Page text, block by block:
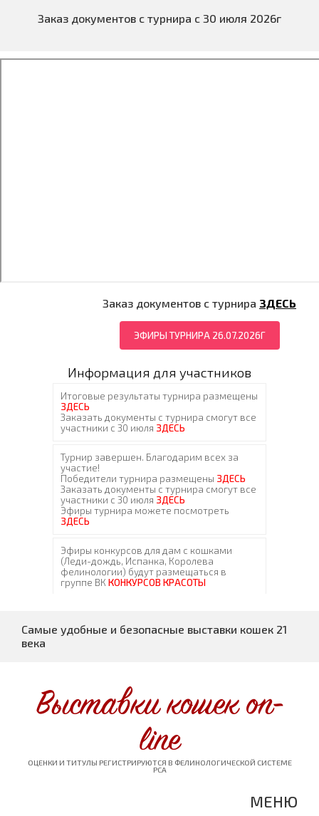
Заказ документов с турнира с 30 июля 2026г
Заказ документов с турнира ЗДЕСЬ
ЭФИРЫ ТУРНИРА 26.07.2026Г
Информация для участников
Самые удобные и безопасные выставки кошек 21
века
Выставки кошек on-
line
ОЦЕНКИ И ТИТУЛЫ РЕГИСТРИРУЮТСЯ В ФЕЛИНОЛОГИЧЕСКОЙ СИСТЕМЕ
PCA
МЕНЮ